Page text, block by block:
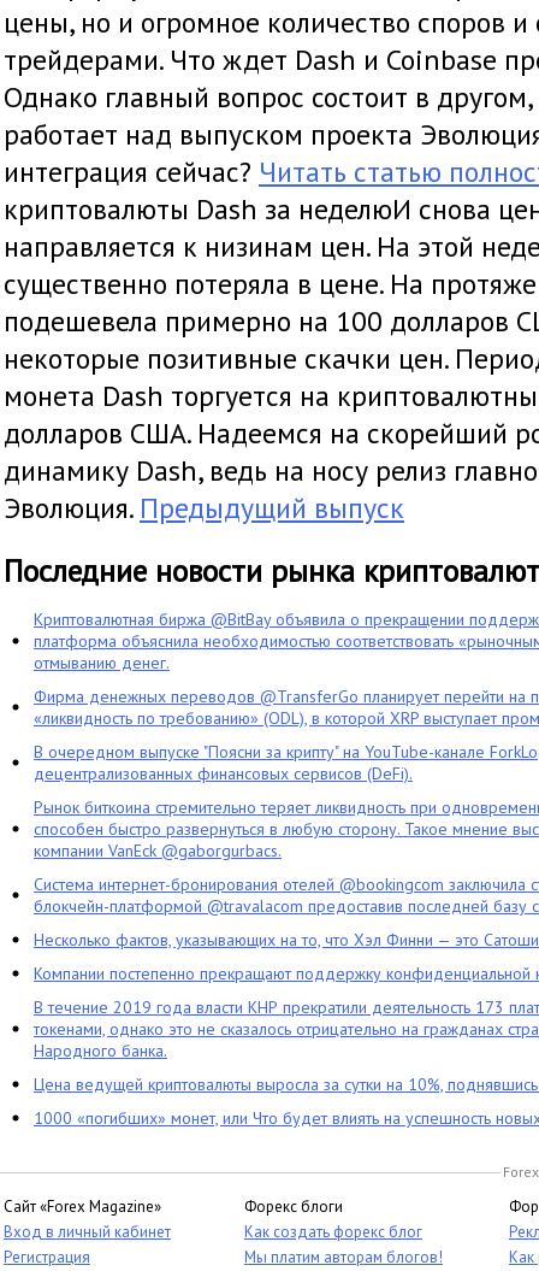
цены, но и огромное количество споров
трейдерами. Что ждет Dash и Coinbase
Однако главный вопрос состоит в
работает над выпуском проекта
интеграция сейчас? Читать статью
криптовалюты Dash за неделюИ снова
направляется к низинам цен. На этой
существенно потеряла в цене. На
подешевела примерно на 100 долларов
некоторые позитивные скачки цен.
монета Dash торгуется на
долларов США. Надеемся на скорейший
динамику Dash, ведь на носу релиз
Эволюция. Предыдущий выпуск
Последние новости рынка криптовалют
Криптовалютная биржа @BitBay объявила о прекращении
платформа объяснила необходимостью соответствовать
отмыванию денег.
Фирма денежных переводов @TransferGo планирует перейти на
«ликвидность по требованию» (ODL), в которой XRP выступает
В очередном выпуске "Поясни за крипту" на YouTube-канале
децентрализованных финансовых сервисов (DeFi).
Рынок биткоина стремительно теряет ликвидность при
способен быстро развернуться в любую сторону. Такое мнение
компании VanEck @gaborgurbacs.
Система интернет-бронирования отелей @bookingcom заключила
блокчейн-платформой @travalacom предоставив последней базу
Несколько фактов, указывающих на то, что Хэл Финни — это
Компании постепенно прекращают поддержку конфиденциальной
В течение 2019 года власти КНР прекратили деятельность 173
токенами, однако это не сказалось отрицательно на гражданах
Народного банка.
Цена ведущей криптовалюты выросла за сутки на 10%,
1000 «погибших» монет, или Что будет влиять на успешность
Сайт «Forex Magazine»
Вход в личный кабинет
Регистрация
Форекс блоги
Как создать форекс блог
Мы платим авторам блогов!
Как